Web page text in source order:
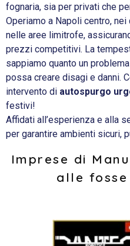
fognaria, sia per privati che
Operiamo a Napoli centro,
nelle aree limitrofe,
prezzi competitivi. La
sappiamo quanto un
possa creare disagi e danni.
intervento di autospurgo
festivi!
Affidati all’esperienza e alla
per garantire ambienti sicuri,
Imprese di
alle